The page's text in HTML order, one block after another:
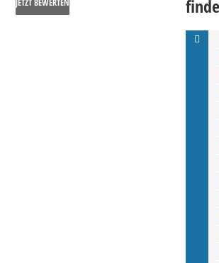
JETZT BEWERTEN